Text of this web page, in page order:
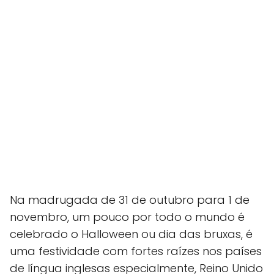
Na madrugada de 31 de outubro para 1 de
novembro, um pouco por todo o mundo é
celebrado o Halloween ou dia das bruxas, é
uma festividade com fortes raízes nos países
de língua inglesas especialmente, Reino Unido